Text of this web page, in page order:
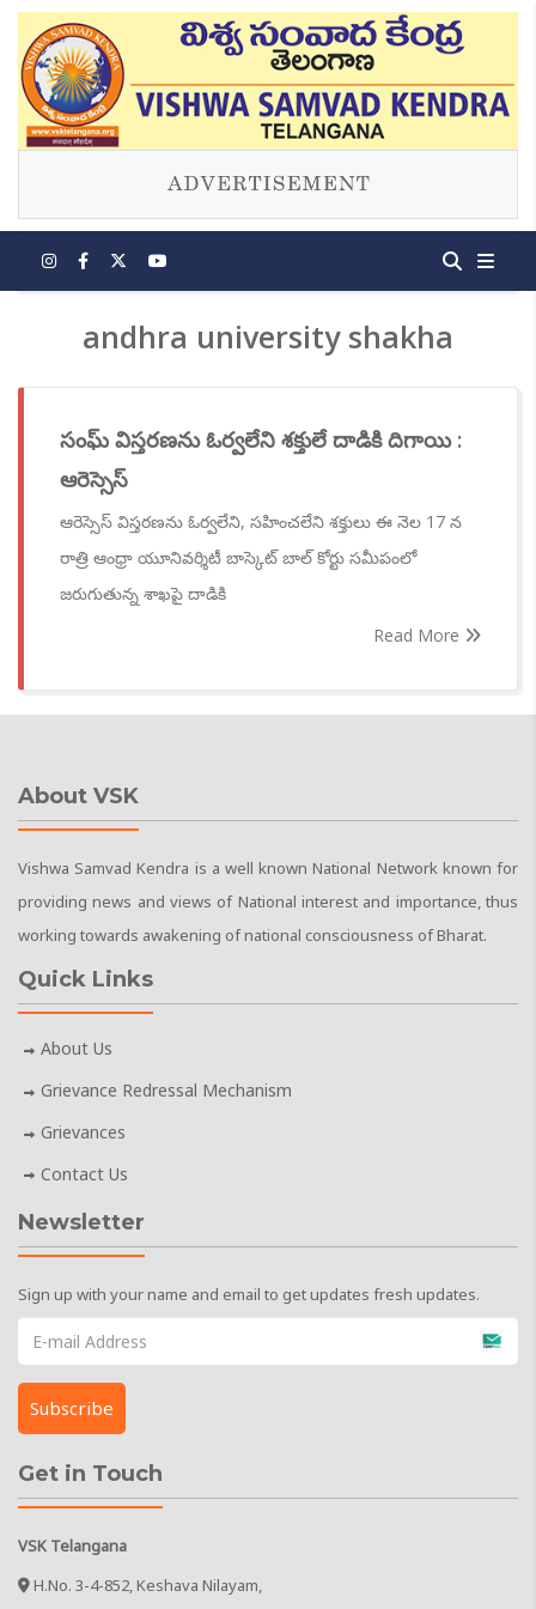
andhra university shakha
సంఘ్ విస్తరణను ఓర్వలేని శక్తులే దాడికి దిగాయి :
ఆరెస్సెస్
ఆరెస్సెస్ విస్తరణను ఓర్వలేని, సహించలేని శక్తులు ఈ నెల 17 న
రాత్రి ఆంధ్రా యూనివర్శిటీ బాస్కెట్ బాల్ కోర్టు సమీపంలో
జరుగుతున్న శాఖపై దాడికి
Read More
About VSK
Vishwa Samvad Kendra is a well known National Network known for
providing news and views of National interest and importance, thus
working towards awakening of national consciousness of Bharat.
Quick Links
About Us
Grievance Redressal Mechanism
Grievances
Contact Us
Newsletter
Sign up with your name and email to get updates fresh updates.
Get in Touch
VSK Telangana
H.No. 3-4-852, Keshava Nilayam,